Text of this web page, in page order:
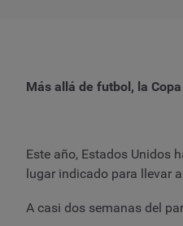
Más allá de futbol, la
Este año, Estados Unidos
lugar indicado para llevar
A casi dos semanas del